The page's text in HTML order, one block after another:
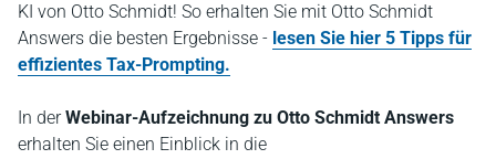
KI von Otto Schmidt! So erhalten Sie mit Otto Schmidt
Answers die besten Ergebnisse - lesen Sie hier 5 Tipps für
effizientes Tax-Prompting.
In derWebinar-Aufzeichnung zu Otto Schmidt Answers
erhalten Sie einen Einblick in die